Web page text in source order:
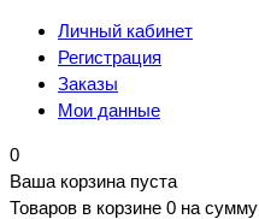
Личный кабинет
Регистрация
Заказы
Мои данные
0
Ваша корзина пуста
Товаров в корзине 0 на сумму